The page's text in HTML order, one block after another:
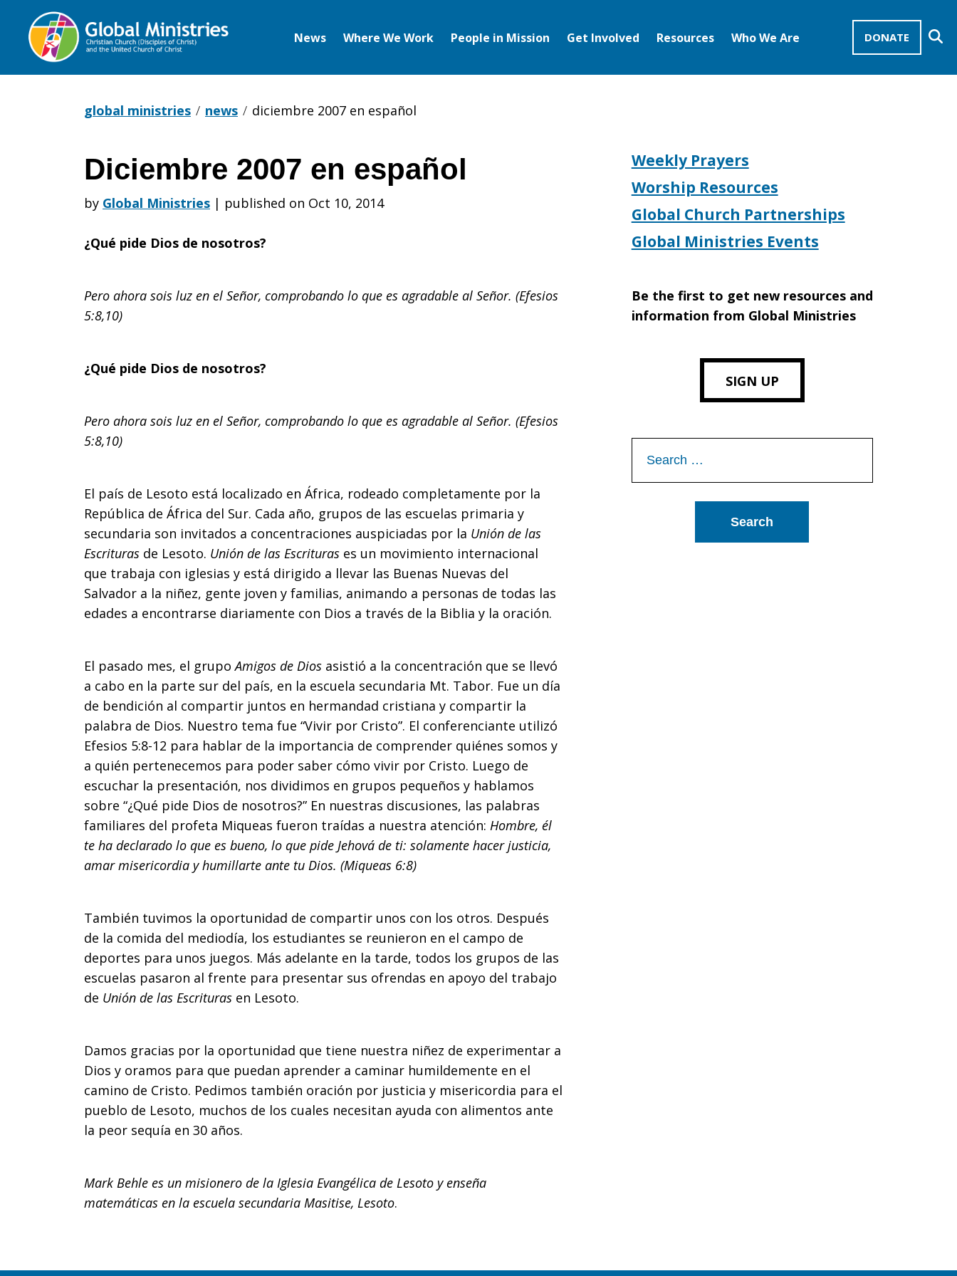
DONATE
News Where We Work People in Mission Get Involved Resources Who We Are
global ministries news diciembre 2007 en español
Diciembre
2007
en
español
Diciembre 2007 en español
by Global Ministries | published on Oct 10, 2014
¿Qué pide Dios de nosotros?
Pero ahora sois luz en el Señor, comprobando lo que es agradable al Señor. (Efesios
5:8,10)
¿Qué pide Dios de nosotros?
Pero ahora sois luz en el Señor, comprobando lo que es agradable al Señor. (Efesios
5:8,10)
El país de Lesoto está localizado en África, rodeado completamente por la
República de África del Sur. Cada año, grupos de las escuelas primaria y
secundaria son invitados a concentraciones auspiciadas por la Unión de las
Escrituras de Lesoto. Unión de las Escrituras es un movimiento internacional
que trabaja con iglesias y está dirigido a llevar las Buenas Nuevas del
Salvador a la niñez, gente joven y familias, animando a personas de todas las
edades a encontrarse diariamente con Dios a través de la Biblia y la oración.
El pasado mes, el grupoAmigos de Dios asistió a la concentración que se llevó
a cabo en la parte sur del país, en la escuela secundaria Mt. Tabor. Fue un día
de bendición al compartir juntos en hermandad cristiana y compartir la
palabra de Dios. Nuestro tema fue “Vivir por Cristo”. El conferenciante utilizó
Efesios 5:8-12 para hablar de la importancia de comprender quiénes somos y
a quién pertenecemos para poder saber cómo vivir por Cristo. Luego de
escuchar la presentación, nos dividimos en grupos pequeños y hablamos
sobre “¿Qué pide Dios de nosotros?” En nuestras discusiones, las palabras
familiares del profeta Miqueas fueron traídas a nuestra atención: Hombre, él
te ha declarado lo que es bueno, lo que pide Jehová de ti: solamente hacer justicia,
amar misericordia y humillarte ante tu Dios. (Miqueas 6:8)
También tuvimos la oportunidad de compartir unos con los otros. Después
de la comida del mediodía, los estudiantes se reunieron en el campo de
deportes para unos juegos. Más adelante en la tarde, todos los grupos de las
escuelas pasaron al frente para presentar sus ofrendas en apoyo del trabajo
de Unión de las Escrituras en Lesoto.
Damos gracias por la oportunidad que tiene nuestra niñez de experimentar a
Dios y oramos para que puedan aprender a caminar humildemente en el
camino de Cristo. Pedimos también oración por justicia y misericordia para el
pueblo de Lesoto, muchos de los cuales necesitan ayuda con alimentos ante
la peor sequía en 30 años.
Mark Behle es un misionero de la Iglesia Evangélica de Lesoto y enseña
matemáticas en la escuela secundaria Masitise, Lesoto.
Weekly Prayers
Worship Resources
Global Church Partnerships
Global Ministries Events
Be the first to get new resources and
information from Global Ministries
SIGN UP
for: